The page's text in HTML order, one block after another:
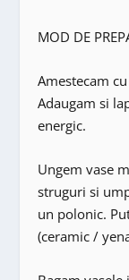
MOD DE
Amestecam
Adaugam si
energic.
Ungem vase
struguri si
un polonic.
(ceramic /